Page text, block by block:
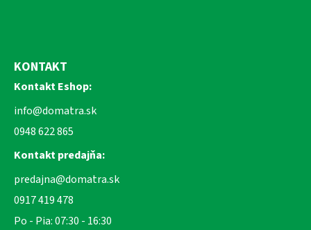
KONTAKT
Kontakt Eshop:
info@domatra.sk
0948 622 865
Kontakt predajňa:
predajna@domatra.sk
0917 419 478
Po - Pia: 07:30 - 16:30